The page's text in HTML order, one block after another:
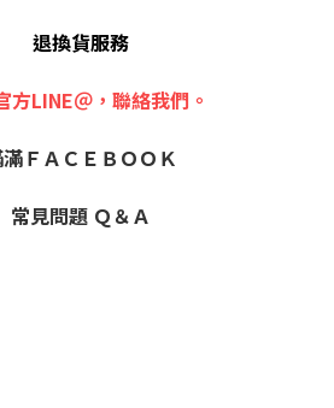
退換貨服務
方LINE＠，聯絡我們。
ＦＡＣＥＢＯＯＫ
常見問題 Ｑ＆Ａ